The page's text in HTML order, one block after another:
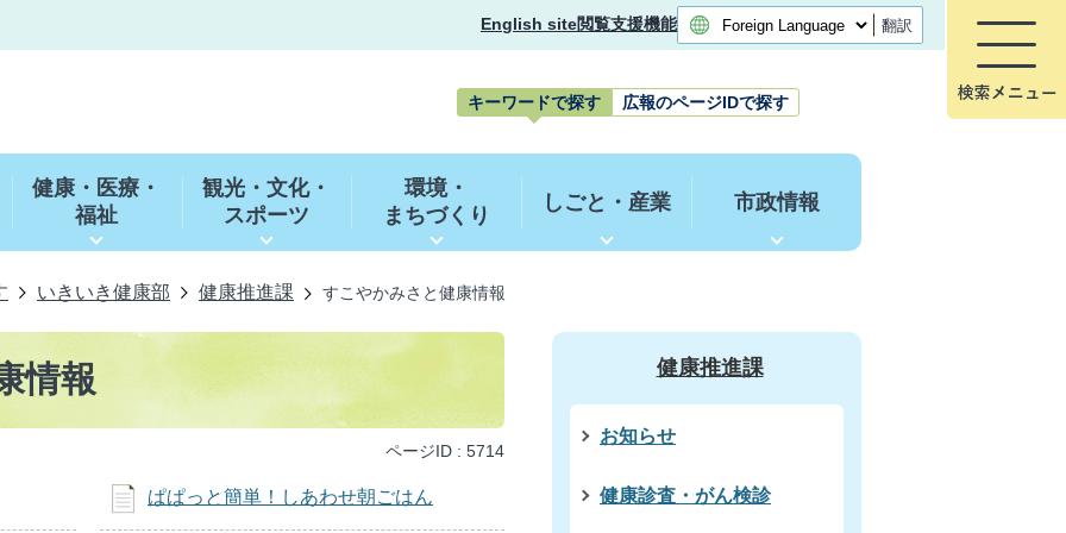
English site閲覧支援機能 翻訳
キーワードで探す 広報のページIDで探す
ワ
ー
索
健康・医療・
福祉
観光・文化・
スポーツ
環境・
まちづくり
しごと・産業 市政情報
いきいき健康部 健康推進課 すこやかみさと健康情報
情報
ページID : 5714
ぱぱっと簡単！しあわせ朝ごはん
健康推進課
お知らせ
健康診査・がん検診